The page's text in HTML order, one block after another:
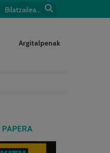
Argitalpenak